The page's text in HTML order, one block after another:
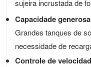
sujeira incrustada de
Capacidade
Grandes tanques de
necessidade de
Controle de